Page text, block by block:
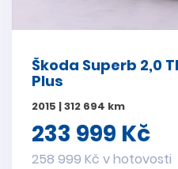
Škoda Superb 2,0
Plus
2015 | 312 694 km
233 999 Kč
258 999 Kč v hotovosti